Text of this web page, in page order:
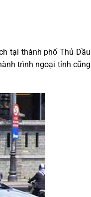
tại thành phố Thủ Dầu
trình ngoại tỉnh cũng